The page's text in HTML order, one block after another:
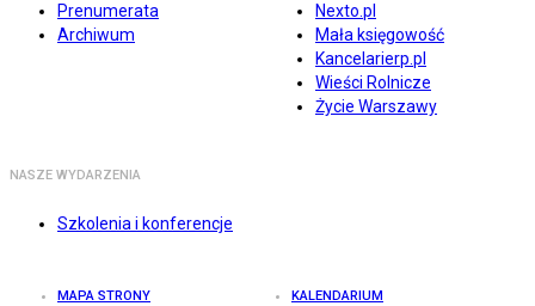
Prenumerata
Archiwum
Nexto.pl
Mała księgowość
Kancelarierp.pl
Wieści Rolnicze
Życie Warszawy
NASZE WYDARZENIA
Szkolenia i konferencje
MAPA STRONY KALENDARIUM